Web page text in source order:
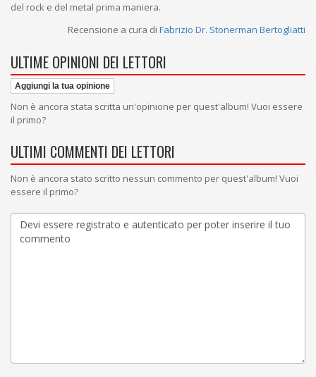
del rock e del metal prima maniera.
Recensione a cura di Fabrizio Dr. Stonerman Bertogliatti
ULTIME OPINIONI DEI LETTORI
Aggiungi la tua opinione
Non è ancora stata scritta un'opinione per quest'album! Vuoi essere
il primo?
ULTIMI COMMENTI DEI LETTORI
Non è ancora stato scritto nessun commento per quest'album! Vuoi
essere il primo?